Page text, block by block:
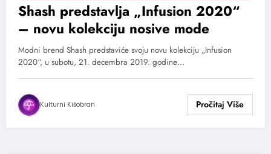
Shash predstavlja „Infusion 2020“
– novu kolekciju nosive mode
Modni brend Shash predstaviće svoju novu kolekciju „Infusion
2020“, u subotu, 21. decembra 2019. godine…
Kulturni Kišobran